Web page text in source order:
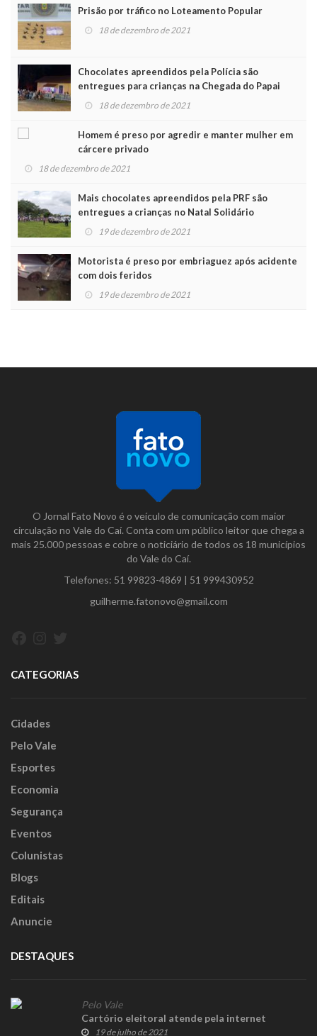
Prisão por tráfico no Loteamento Popular
18 de dezembro de 2021
Chocolates apreendidos pela Polícia são
entregues para crianças na Chegada do Papai
Noel 18 de dezembro de 2021
Homem é preso por agredir e manter mulher em
cárcere privado
18 de dezembro de 2021
Mais chocolates apreendidos pela PRF são
entregues a crianças no Natal Solidário
19 de dezembro de 2021
Motorista é preso por embriaguez após acidente
com dois feridos
19 de dezembro de 2021
O Jornal Fato Novo é o veículo de comunicação com maior
circulação no Vale do Caí. Conta com um público leitor que chega a
mais 25.000 pessoas e cobre o noticiário de todos os 18 municípios
do Vale do Caí.
Telefones: 51 99823-4869
51 999430952
guilherme.fatonovo@gmail.com
CATEGORIAS
Cidades
Pelo Vale
Esportes
Economia
Segurança
Eventos
Colunistas
Blogs
Editais
Anuncie
DESTAQUES
Pelo Vale
Cartório eleitoral atende pela internet
19 de julho de 2021